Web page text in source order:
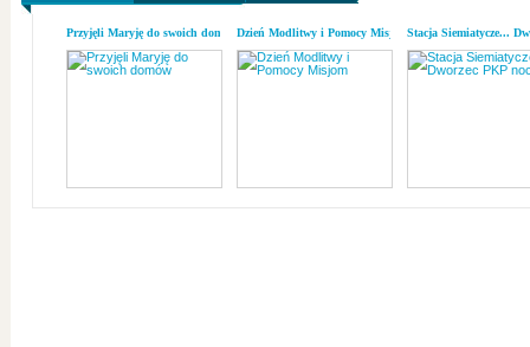
Przyjęli Maryję do swoich domówDzień Modlitwy i Pomocy MisjomStacja Siemiatycze...